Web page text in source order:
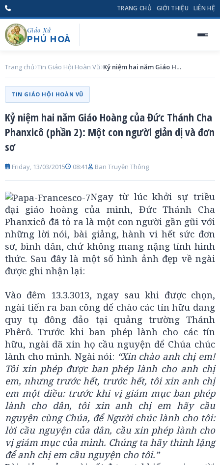
TRANG CHỦ GIỚI THIỆU LIÊN HỆ
Giáo Xứ
PHÚ HOÀ
Trang chủ Tin Giáo Hội Hoàn Vũ Kỷ niệm hai năm Giáo Hoàng của Đức Thánh Cha Phanxicô (phần 2): Một con người giản dị và đơn sơ
TIN GIÁO HỘI HOÀN VŨ
Kỷ niệm hai năm Giáo Hoàng của Đức Thánh Cha
Phanxicô (phần 2): Một con người giản dị và đơn
sơ
Friday, 13/03/2015 08:41 Ban Truyền Thông
Ngay từ lúc khởi sự triều
đại giáo hoàng của mình, Đức Thánh Cha
Phanxicô đã tỏ ra là một con người gần gũi với
những lời nói, bài giảng, hành vi hết sức đơn
sơ, bình dân, chứ không mang nặng tính hình
thức. Sau đây là một số hình ảnh đẹp về ngài
được ghi nhận lại:
Vào đêm 13.3.3013, ngay sau khi được chọn,
ngài tiến ra ban công để chào các tín hữu đang
quy tụ đông đảo tại quảng trường Thánh
Phêrô. Trước khi ban phép lành cho các tín
hữu, ngài đã xin họ cầu nguyện để Chúa chúc
lành cho mình. Ngài nói: “Xin chào anh chị em!
Tôi xin phép được ban phép lành cho anh chị
em, nhưng trước hết, trước hết, tôi xin anh chị
em một điều: trước khi vị giám mục ban phép
lành cho dân, tôi xin anh chị em hãy cầu
nguyện cùng Chúa, để Người chúc lành cho tôi:
lời cầu nguyện của dân, cầu xin phép lành cho
vị giám mục của mình. Chúng ta hãy thinh lặng
để anh chị em cầu nguyện cho tôi.”